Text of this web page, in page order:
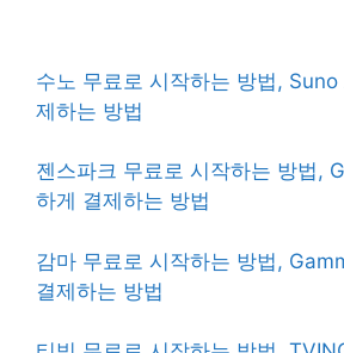
수노 무료로 시작하는 방법, Suno
제하는 방법
젠스파크 무료로 시작하는 방법,
하게 결제하는 방법
감마 무료로 시작하는 방법,
결제하는 방법